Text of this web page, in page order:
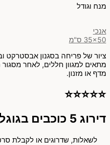
מנח וגודל
אנכי
35x50 ס"מ
ציור של פריחה בסגנון אבסטרקט
מתאים למגוון חללים, לאחר
מדף או מזנון.
⭐⭐⭐⭐⭐
דירוג 5 כוכבים בגוגל
לשאלות, שדרוגים או לקבלת